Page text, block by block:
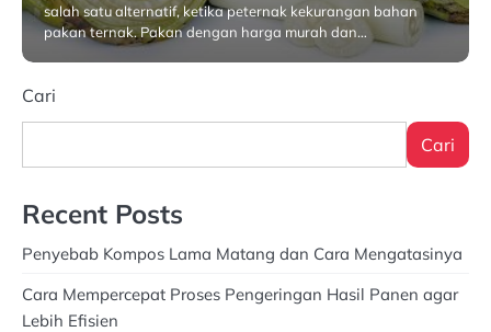
salah satu alternatif, ketika peternak kekurangan bahan
pakan ternak. Pakan dengan harga murah dan…
Februari 6, 2025
Cari
Cari
Recent Posts
Penyebab Kompos Lama Matang dan Cara Mengatasinya
Cara Mempercepat Proses Pengeringan Hasil Panen agar
Lebih Efisien